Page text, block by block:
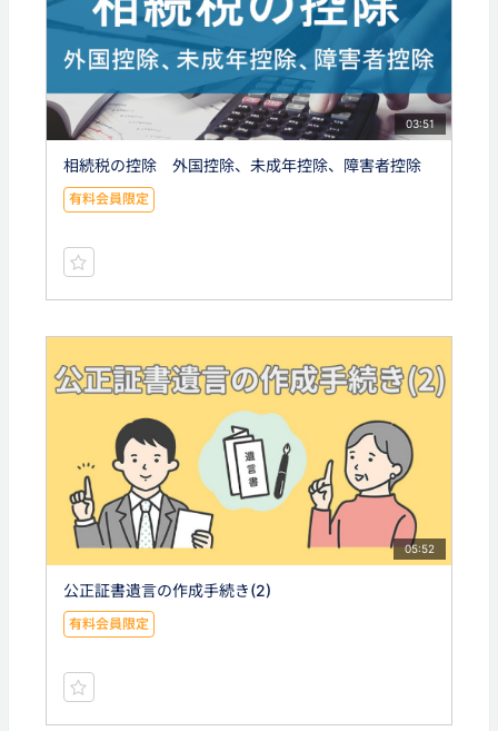
03:51
相続税の控除 外国控除、未成年控除、障害者控除
有料会員限定
05:52
公正証書遺言の作成手続き(2)
有料会員限定